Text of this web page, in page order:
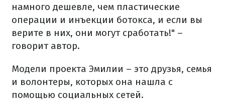
намного дешевле, чем пластические
операции и инъекции ботокса, и если вы
верите в них, они могут сработать!" –
говорит автор.
Модели проекта Эмилии – это друзья, семья
и волонтеры, которых она нашла с
помощью социальных сетей.